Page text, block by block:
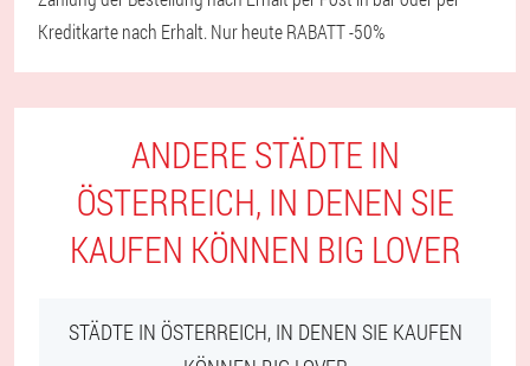
Kreditkarte nach Erhalt. Nur heute RABATT -50%
ANDERE STÄDTE IN
ÖSTERREICH, IN DENEN SIE
KAUFEN KÖNNEN BIG LOVER
STÄDTE IN ÖSTERREICH, IN DENEN SIE KAUFEN